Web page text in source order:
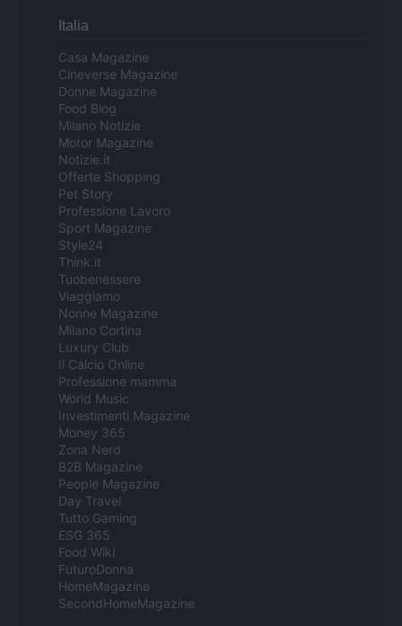
Italia
Casa Magazine
Cineverse Magazine
Donne Magazine
Food Blog
Milano Notizie
Motor Magazine
Notizie.it
Offerte Shopping
Pet Story
Professione Lavoro
Sport Magazine
Style24
Think.it
Tuobenessere
Viaggiamo
Nonne Magazine
Milano Cortina
Luxury Club
Il Calcio Online
Professione mamma
World Music
Investimenti Magazine
Money 365
Zona Nerd
B2B Magazine
People Magazine
Day Travel
Tutto Gaming
ESG 365
Food Wiki
FuturoDonna
HomeMagazine
SecondHomeMagazine